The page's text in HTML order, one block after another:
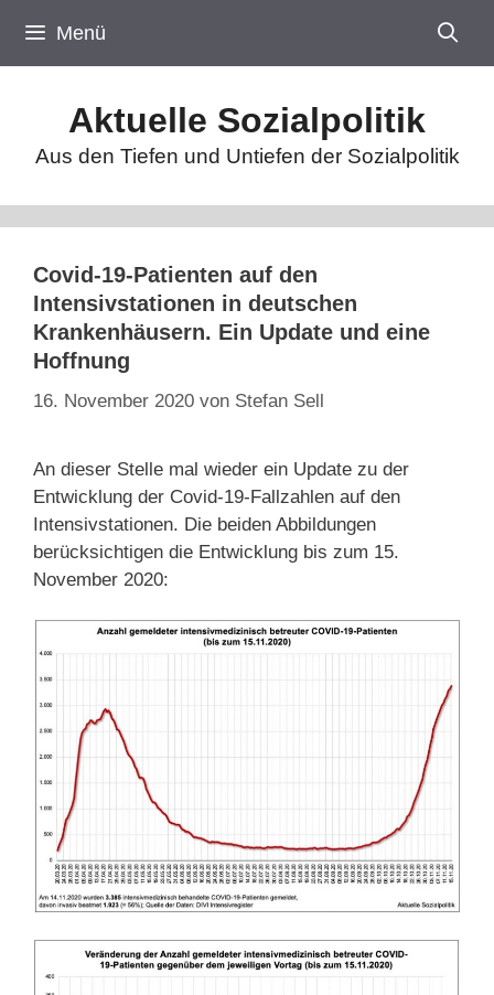
Inhalt
springen
Menü
Aktuelle Sozialpolitik
Aus den Tiefen und Untiefen der Sozialpolitik
Covid-19-Patienten auf den
Intensivstationen in deutschen
Krankenhäusern. Ein Update und eine
Hoffnung
16. November 2020 von Stefan Sell
An dieser Stelle mal wieder ein Update zu der
Entwicklung der Covid-19-Fallzahlen auf den
Intensivstationen. Die beiden Abbildungen
berücksichtigen die Entwicklung bis zum 15.
November 2020: